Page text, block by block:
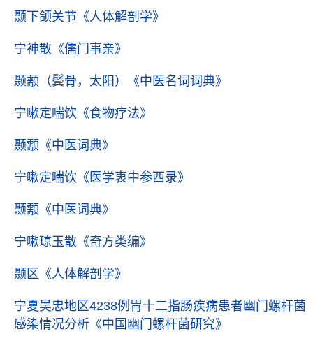
颞下颌关节 《人体解剖学》
宁神散 《儒门事亲》
颞颥（鬓骨，太阳） 《中医名词词典》
宁嗽定喘饮 《食物疗法》
颞颥 《中医词典》
宁嗽定喘饮 《医学衷中参西录》
颞颥 《中医词典》
宁嗽琼玉散 《奇方类编》
颞区 《人体解剖学》
宁夏吴忠地区4238例胃十二指肠疾病患者幽门螺杆菌
感染情况分析 《中国幽门螺杆菌研究》